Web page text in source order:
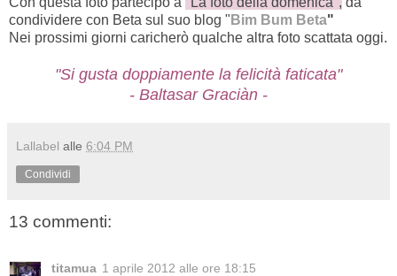
condividere con Beta sul suo blog " Bim Bum Beta"
Nei prossimi giorni caricherò qualche altra foto scattata oggi.
"Si gusta doppiamente la felicità faticata"
- Baltasar Graciàn -
Lallabel alle 6:04 PM
Condividi
13 commenti:
titamua 1 aprile 2012 alle ore 18:15